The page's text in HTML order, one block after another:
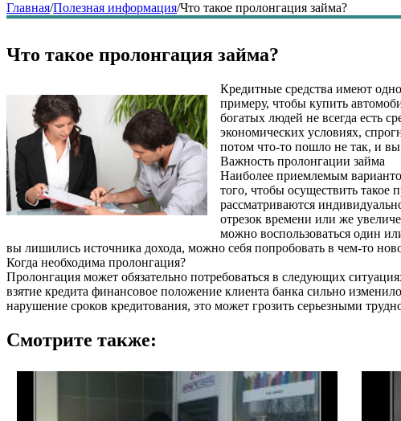
Главная/Полезная информация/Что такое пролонгация займа?
Что такое пролонгация займа?
Кредитные средства имеют
примеру, чтобы купить
богатых людей не всегда есть
экономических условиях,
потом что-то пошло не так, и
Важность пролонгации займа
Наиболее приемлемым
того, чтобы осуществить
рассматриваются
отрезок времени или же
можно воспользоваться один
вы лишились источника дохода, можно себя попробовать в чем-то
Когда необходима пролонгация?
Пролонгация может обязательно потребоваться в следующих
взятие кредита финансовое положение клиента банка сильно
нарушение сроков кредитования, это может грозить серьезными
Смотрите также: